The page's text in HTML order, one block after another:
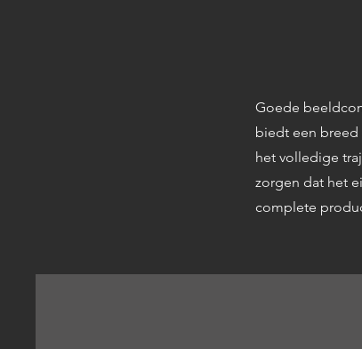
Goede
biedt een breed
het volledige
zorgen dat het
complete